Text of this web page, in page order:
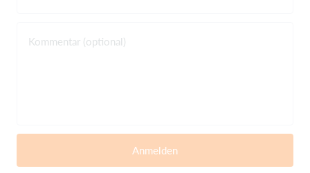
Kommentar (optional)
Anmelden